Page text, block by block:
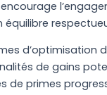
d’optimisation
de gains
de primes